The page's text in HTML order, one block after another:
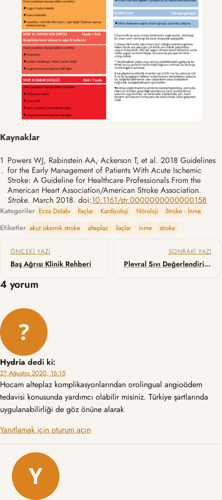
Kaynaklar
1
.
Powers WJ, Rabinstein AA, Ackerson T, et al. 2018 Guidelines
for the Early Management of Patients With Acute Ischemic
Stroke: A Guideline for Healthcare Professionals From the
American Heart Association/American Stroke Association.
Stroke. March 2018. doi:10.1161/str.0000000000000158
Kategoriler Ecza Dolabı İlaçlar Kardiyoloji Nöroloji Stroke - İnme
Etiketler akut iskemik stroke alteplaz ilaçlar inme stroke
Yazı gezinmesi
ÖNCEKI YAZI
Baş Ağrısı Klinik Rehberi
SONRAKI YAZI
Plevral Sıvı Değerlendirilmesi
4 yorum
Hydria dedi ki:
27 Ağustos 2020, 16:15
Hocam alteplaz komplikasyonlarından orolingual angioödem
tedavisi konusunda yardımcı olabilir misiniz. Türkiye şartlarında
uygulanabilirliği de göz önüne alarak
Yanıtlamak için oturum açın